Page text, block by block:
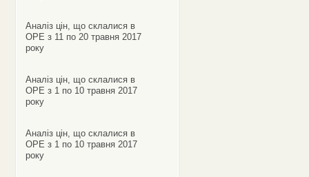
Аналіз цін, що склалися в
ОРЕ з 11 по 20 травня 2017
року
Аналіз цін, що склалися в
ОРЕ з 1 по 10 травня 2017
року
Аналіз цін, що склалися в
ОРЕ з 1 по 10 травня 2017
року